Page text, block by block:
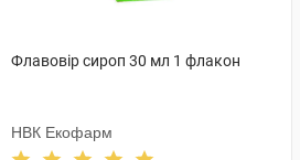
Флавовір сироп 30 мл 1 флакон
НВК Екофарм